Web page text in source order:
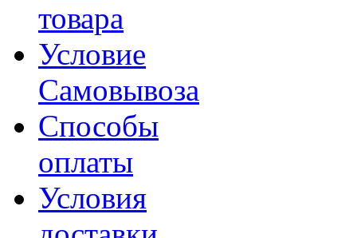
товара
Условие
Самовывоза
Способы
оплаты
Условия